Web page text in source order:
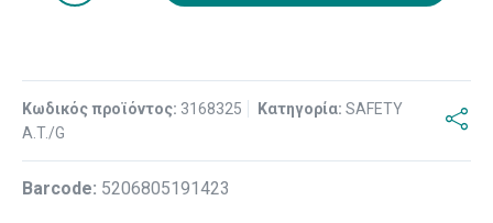
Κωδικός προϊόντος: 3168325 Κατηγορία: SAFETY
A.T./G
Βarcode: 5206805191423